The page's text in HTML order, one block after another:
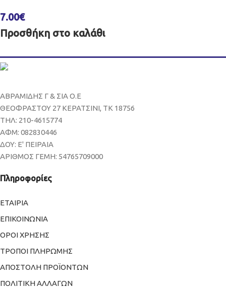
7.00€
Προσθήκη στο καλάθι
ΑΒΡΑΜΙΔΗΣ Γ & ΣΙΑ Ο.Ε
ΘΕΟΦΡΑΣΤΟΥ 27 ΚΕΡΑΤΣΙΝΙ, ΤΚ 18756
ΤΗΛ: 210-4615774
ΑΦΜ: 082830446
ΔΟΥ: Ε' ΠΕΙΡΑΙΑ
ΑΡΙΘΜΟΣ ΓΕΜΗ: 54765709000
Πληροφορίες
ΕΤΑΙΡΙΑ
ΕΠΙΚΟΙΝΩΝΙΑ
ΟΡΟΙ ΧΡΗΣΗΣ
ΤΡΟΠΟΙ ΠΛΗΡΩΜΗΣ
ΑΠΟΣΤΟΛΗ ΠΡΟΪΟΝΤΩΝ
ΠΟΛΙΤΙΚΗ ΑΛΛΑΓΩΝ